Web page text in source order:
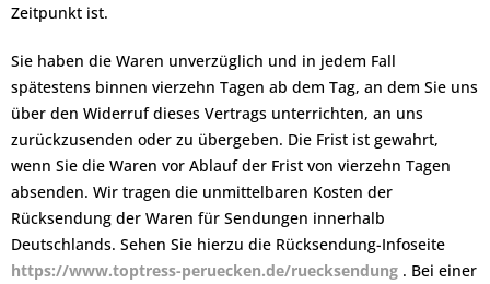
Zeitpunkt ist.
Sie haben die Waren unverzüglich und in jedem Fall
spätestens binnen vierzehn Tagen ab dem Tag, an dem Sie uns
über den Widerruf dieses Vertrags unterrichten, an uns
zurückzusenden oder zu übergeben. Die Frist ist gewahrt,
wenn Sie die Waren vor Ablauf der Frist von vierzehn Tagen
absenden. Wir tragen die unmittelbaren Kosten der
Rücksendung der Waren für Sendungen innerhalb
Deutschlands. Sehen Sie hierzu die Rücksendung-Infoseite
https://www.toptress-peruecken.de/ruecksendung . Bei einer